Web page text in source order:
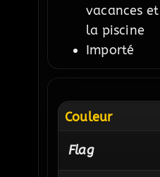
vacances
la piscine
Importé
Couleur
Flag